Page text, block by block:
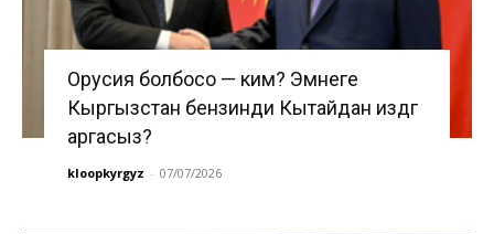
Орусия болбосо — ким? Эмнеге
Кыргызстан бензинди Кытайдан издөөгө
аргасыз?
kloopkyrgyz - 07/07/2026